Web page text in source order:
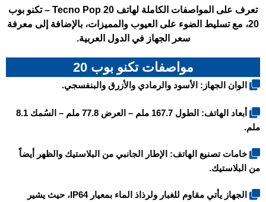
تعرف على المواصفات الكاملة لهاتف Tecno Pop 20 – تكنو بوب
20، مع تسليط الضوء على العيوب والمميزات، بالإضافة إلى معرفة
سعر الجهاز في الدول العربية.
مواصفات تكنو بوب 20
الوان الجهاز: الأسود والرمادي والأزرق والبنفسجي.
أبعاد الهاتف: الطول 167.7 ملم – العرض 77.8 ملم – السُمك 8.1
ملم.
خامات تصنيع الهاتف: الإطار الجانبي من البلاستيك والظهر أيضاً
من البلاستيك.
الجهاز يأتي مقاوم للغبار ولرذاذ الماء بمعيار IP64، حيث يشير